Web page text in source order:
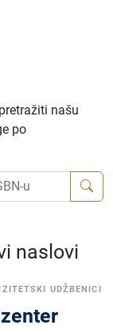
našu
po
naslovi
UDŽBENICI